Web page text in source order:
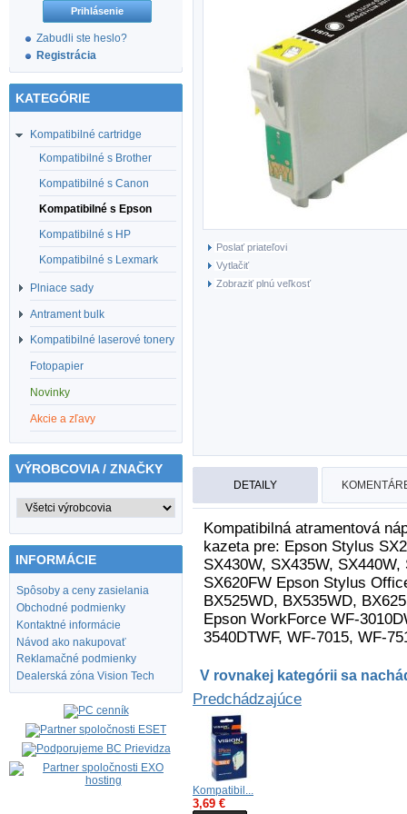
Zabudli ste heslo?
Registrácia
KATEGÓRIE
Kompatibilné cartridge
Kompatibilné s Brother
Kompatibilné s Canon
Kompatibilné s Epson
Kompatibilné s HP
Kompatibilné s Lexmark
Plniace sady
Antrament bulk
Kompatibilné laserové tonery
Fotopapier
Novinky
Akcie a zľavy
VÝROBCOVIA / ZNAČKY
INFORMÁCIE
Spôsoby a ceny zasielania
Obchodné podmienky
Kontaktné informácie
Návod ako nakupovať
Reklamačné podmienky
Dealerská zóna Vision Tech
Poslať priateľovi
Vytlačiť
Zobraziť plnú veľkosť
DETAILY
Kompatibilná atramentová
kazeta pre: Epson Stylus
SX430W, SX435W,
SX620FW Epson Stylus
BX525WD, BX535WD,
Epson WorkForce WF-
3540DTWF, WF-7015, WF-
V rovnakej kategórii sa
Predchádzajúce
Kompatibil...
3,69 €